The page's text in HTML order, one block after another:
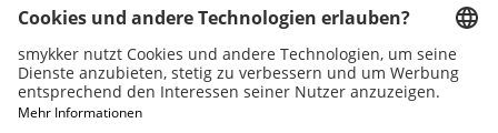
Allgemeine Geschäftsbedingungen
ÜBER UNS
Unsere Stores
Nachhaltigkeit